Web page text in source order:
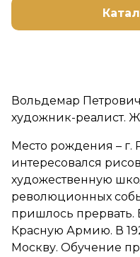
Вольдемар
художник-реалист.
Место рождения – г.
интересовался
художественную
революционных
пришлось
Красную Армию. В
Москву. Обучение